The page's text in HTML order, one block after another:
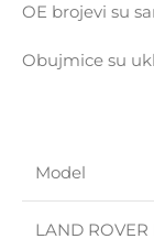
OE brojevi su
Obujmice su
Model
LAND